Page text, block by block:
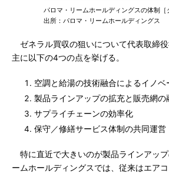
パロマ・リームホールディングスの体制［
出所：パロマ・リームホールディングス
ゼネラル買収の狙いについて代表取締役
主に以下の4つの点を挙げる。
空調と給湯の技術融合によるイノベ
製品ラインアップの拡充と販売網の
サプライチェーンの効率化
保守／修繕サービス体制の共同運営
特に直近で大きいのが製品ラインアッ
ームホールディングスでは、従来はエア